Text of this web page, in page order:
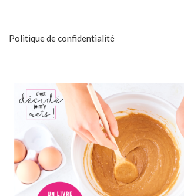
Politique de confidentialité